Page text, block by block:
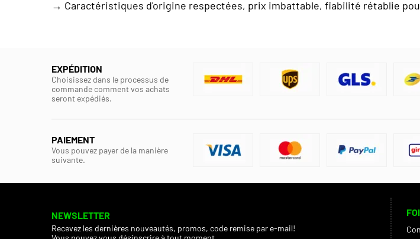
→ Caractéristiques d'origine respectées, prix imbattable, fiabilité rétablie
EXPÉDITION
Choisissez dans le processus de
commande comment vos achats
seront expédiés.
PAIEMENT
Vous pouvez payer de la manière
suivante.
NEWSLETTER
Recevez les dernières nouveautés, promos, code remise par e-mail!